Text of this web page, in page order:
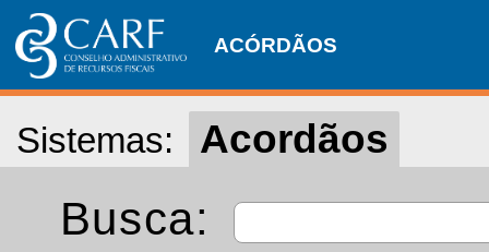
ACÓRDÃOS
Sistemas: Acordãos
Busca: